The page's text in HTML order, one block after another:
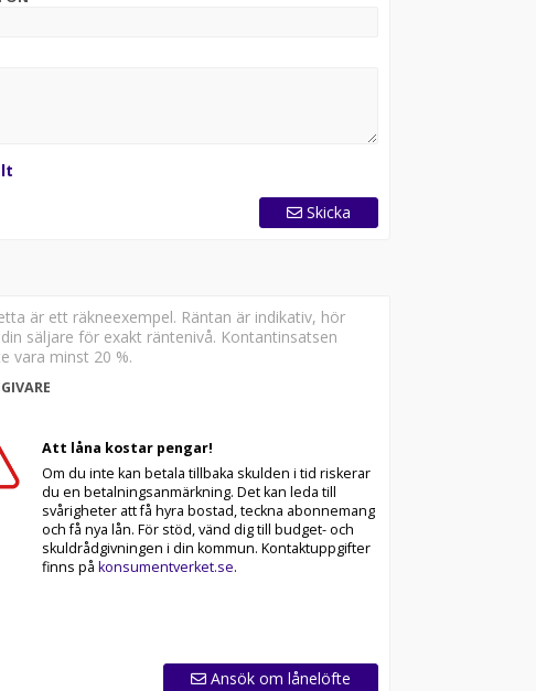
från din faktiska konfiguration.
Skicka
är ett räkneexempel. Räntan är indikativ, hör
säljare för exakt räntenivå. Kontantinsatsen
vara minst 20 %.
Att låna kostar pengar!
Om du inte kan betala tillbaka skulden i tid riskerar
du en betalningsanmärkning. Det kan leda till
svårigheter att få hyra bostad, teckna abonnemang
och få nya lån. För stöd, vänd dig till budget- och
skuldrådgivningen i din kommun. Kontaktuppgifter
finns på konsumentverket.se.
Ansök om lånelöfte